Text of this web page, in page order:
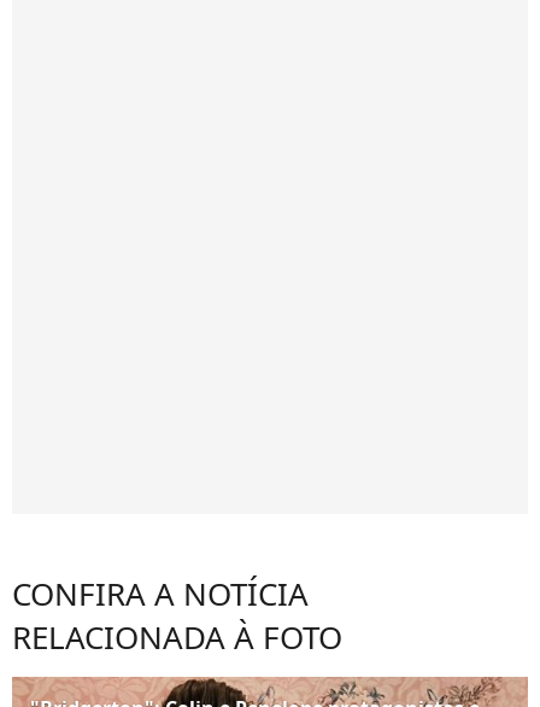
CONFIRA A NOTÍCIA
RELACIONADA À FOTO